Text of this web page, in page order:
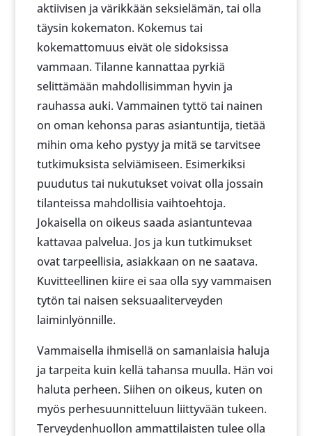
aktiivisen ja värikkään seksielämän, tai olla
täysin kokematon. Kokemus tai
kokemattomuus eivät ole sidoksissa
vammaan. Tilanne kannattaa pyrkiä
selittämään mahdollisimman hyvin ja
rauhassa auki. Vammainen tyttö tai nainen
on oman kehonsa paras asiantuntija, tietää
mihin oma keho pystyy ja mitä se tarvitsee
tutkimuksista selviämiseen. Esimerkiksi
puudutus tai nukutukset voivat olla jossain
tilanteissa mahdollisia vaihtoehtoja.
Jokaisella on oikeus saada asiantuntevaa
kattavaa palvelua. Jos ja kun tutkimukset
ovat tarpeellisia, asiakkaan on ne saatava.
Kuvitteellinen kiire ei saa olla syy vammaisen
tytön tai naisen seksuaaliterveyden
laiminlyönnille.
Vammaisella ihmisellä on samanlaisia haluja
ja tarpeita kuin kellä tahansa muulla. Hän voi
haluta perheen. Siihen on oikeus, kuten on
myös perhesuunnitteluun liittyvään tukeen.
Terveydenhuollon ammattilaisten tulee olla